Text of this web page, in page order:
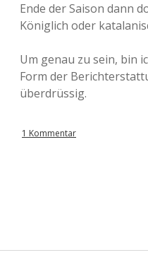
Ende der Saison dann
Königlich oder
Um genau zu sein, bin
Form der
überdrüssig.
1 Kommentar